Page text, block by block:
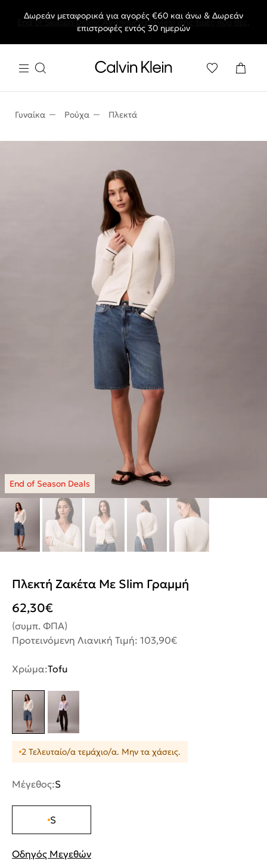
End of Season Deals: Αγαπημένα styles, στις τιμές που θες.
Δωρεάν μεταφορικά για αγορές €60 και άνω & Δωρεάν
επιστροφές εντός 30 ημερών
Γυναίκα Ρούχα Πλεκτά
Πλεκτή Ζακέτα Με Slim Γραμμή
62,30€
(συμπ. ΦΠΑ)
Προτεινόμενη Λιανική Τιμή: 103,90€
Χρώμα:Tofu
2 Τελευταίο/α τεμάχιο/α. Μην τα χάσεις.
Μέγεθος:S
S
Οδηγός Μεγεθών